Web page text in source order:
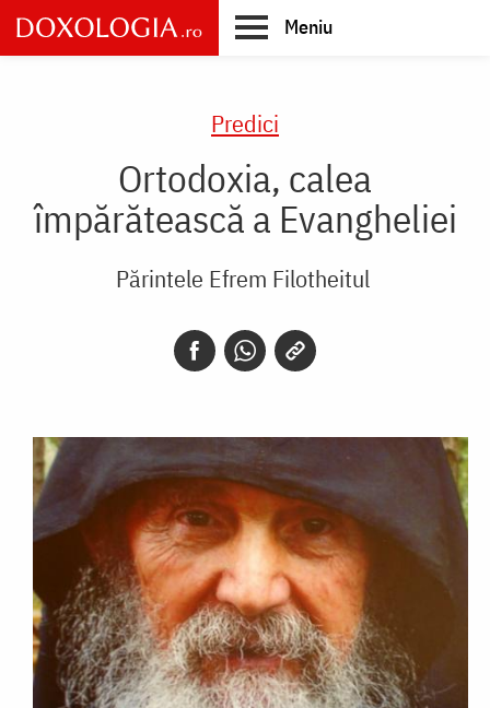
Skip
to
main
Meniu
Predici
Ortodoxia, calea
împărătească a Evangheliei
Părintele Efrem Filotheitul